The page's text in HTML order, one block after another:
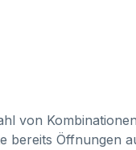
von
bereits Öffnungen